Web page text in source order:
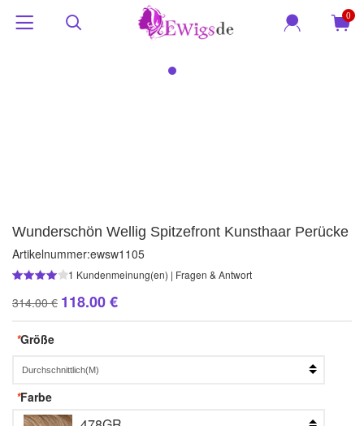
0
Wunderschön Wellig Spitzefront Kunsthaar Perücke
Artikelnummer:ewsw1105
1 Kundenmeinung(en) | Fragen & Antwort
314.00 € 118.00 €
*Größe
*Farbe